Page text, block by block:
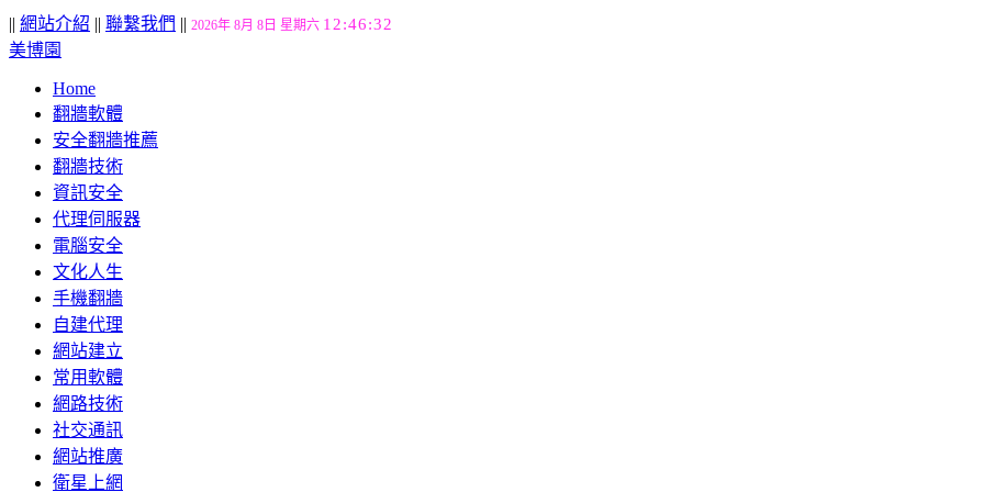
|| 網站介紹 || 聯繫我們 || 2026年 8月 8日 星期六 12:46:33
美博園
Home
翻牆軟體
安全翻牆推薦
翻牆技術
資訊安全
代理伺服器
電腦安全
文化人生
手機翻牆
自建代理
網站建立
常用軟體
網路技術
社交通訊
網站推廣
衛星上網